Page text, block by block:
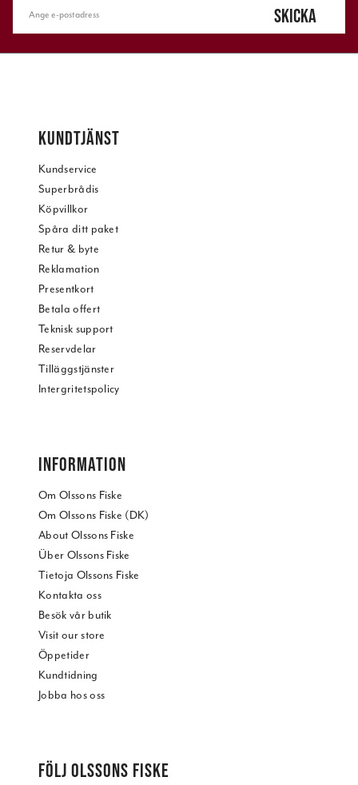
SKICKA
KUNDTJÄNST
Kundservice
Superbrådis
Köpvillkor
Spåra ditt paket
Retur & byte
Reklamation
Presentkort
Betala offert
Teknisk support
Reservdelar
Tilläggstjänster
Intergritetspolicy
INFORMATION
Om Olssons Fiske
Om Olssons Fiske (DK)
About Olssons Fiske
Über Olssons Fiske
Tietoja Olssons Fiske
Kontakta oss
Besök vår butik
Visit our store
Öppetider
Kundtidning
Jobba hos oss
FÖLJ OLSSONS FISKE